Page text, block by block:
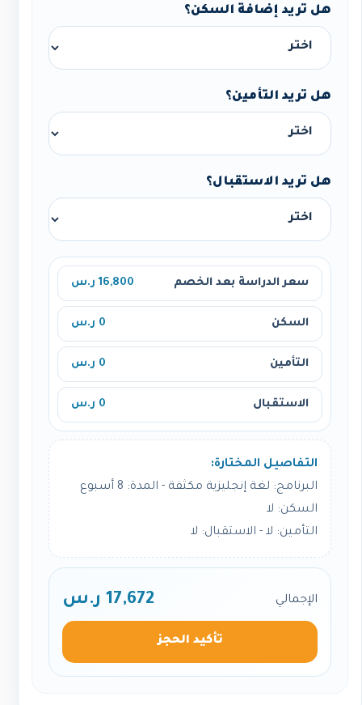
هل تريد إضافة السكن؟
هل تريد التأمين؟
هل تريد الاستقبال؟
سعر الدراسة بعد الخصم 16,800 ر.س
السكن 0 ر.س
التأمين 0 ر.س
الاستقبال 0 ر.س
التفاصيل المختارة:
البرنامج: لغة إنجليزية مكثفة - المدة: 8 أسبوع
السكن: لا
التأمين: لا - الاستقبال: لا
الإجمالي 17,672 ر.س
تأكيد الحجز